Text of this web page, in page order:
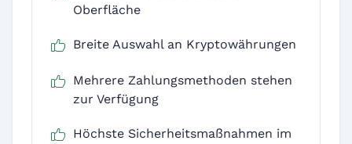
Oberfläche
Breite Auswahl an Kryptowährungen
Mehrere Zahlungsmethoden stehen
zur Verfügung
Höchste Sicherheitsmaßnahmen im